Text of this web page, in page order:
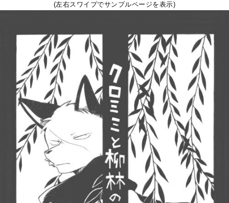
(左右スワイプでサンプルページを表示)